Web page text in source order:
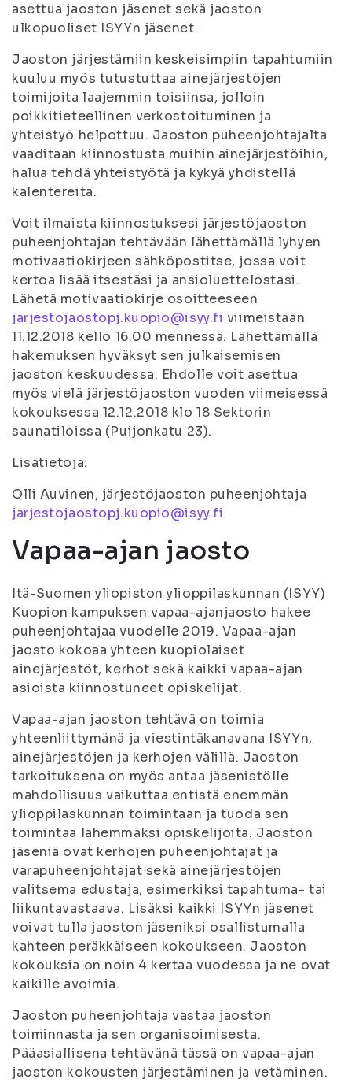
asettua jaoston jäsenet sekä jaoston
ulkopuoliset ISYYn jäsenet.
Jaoston järjestämiin keskeisimpiin tapahtumiin
kuuluu myös tutustuttaa ainejärjestöjen
toimijoita laajemmin toisiinsa, jolloin
poikkitieteellinen verkostoituminen ja
yhteistyö helpottuu. Jaoston puheenjohtajalta
vaaditaan kiinnostusta muihin ainejärjestöihin,
halua tehdä yhteistyötä ja kykyä yhdistellä
kalentereita.
Voit ilmaista kiinnostuksesi järjestöjaoston
puheenjohtajan tehtävään lähettämällä lyhyen
motivaatiokirjeen sähköpostitse, jossa voit
kertoa lisää itsestäsi ja ansioluettelostasi.
Lähetä motivaatiokirje osoitteeseen
jarjestojaostopj.kuopio@isyy.fi viimeistään
11.12.2018 kello 16.00 mennessä. Lähettämällä
hakemuksen hyväksyt sen julkaisemisen
jaoston keskuudessa. Ehdolle voit asettua
myös vielä järjestöjaoston vuoden viimeisessä
kokouksessa 12.12.2018 klo 18 Sektorin
saunatiloissa (Puijonkatu 23).
Lisätietoja:
Olli Auvinen, järjestöjaoston puheenjohtaja
jarjestojaostopj.kuopio@isyy.fi
Vapaa-ajan jaosto
Itä-Suomen yliopiston ylioppilaskunnan (ISYY)
Kuopion kampuksen vapaa-ajanjaosto hakee
puheenjohtajaa vuodelle 2019. Vapaa-ajan
jaosto kokoaa yhteen kuopiolaiset
ainejärjestöt, kerhot sekä kaikki vapaa-ajan
asioista kiinnostuneet opiskelijat.
Vapaa-ajan jaoston tehtävä on toimia
yhteenliittymänä ja viestintäkanavana ISYYn,
ainejärjestöjen ja kerhojen välillä. Jaoston
tarkoituksena on myös antaa jäsenistölle
mahdollisuus vaikuttaa entistä enemmän
ylioppilaskunnan toimintaan ja tuoda sen
toimintaa lähemmäksi opiskelijoita. Jaoston
jäseniä ovat kerhojen puheenjohtajat ja
varapuheenjohtajat sekä ainejärjestöjen
valitsema edustaja, esimerkiksi tapahtuma- tai
liikuntavastaava. Lisäksi kaikki ISYYn jäsenet
voivat tulla jaoston jäseniksi osallistumalla
kahteen peräkkäiseen kokoukseen. Jaoston
kokouksia on noin 4 kertaa vuodessa ja ne ovat
kaikille avoimia.
Jaoston puheenjohtaja vastaa jaoston
toiminnasta ja sen organisoimisesta.
Pääasiallisena tehtävänä tässä on vapaa-ajan
jaoston kokousten järjestäminen ja vetäminen.